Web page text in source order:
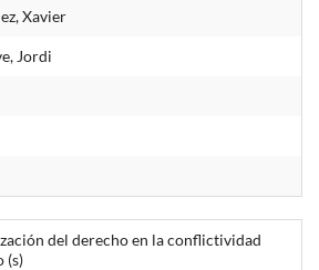
Xavier
Jordi
del derecho en la conflictividad
(s)